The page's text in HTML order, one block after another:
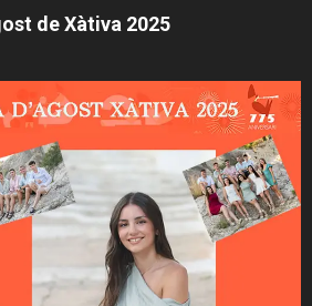
de Xàtiva 2025